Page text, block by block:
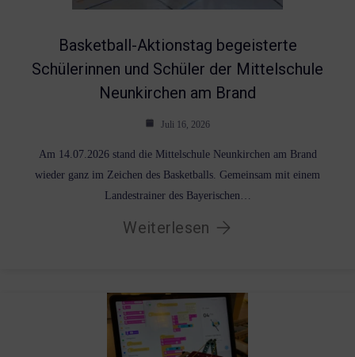
Basketball-Aktionstag begeisterte
Schülerinnen und Schüler der Mittelschule
Neunkirchen am Brand
Juli 16, 2026
Am 14.07.2026 stand die Mittelschule Neunkirchen am Brand
wieder ganz im Zeichen des Basketballs. Gemeinsam mit einem
Landestrainer des Bayerischen…
Weiterlesen